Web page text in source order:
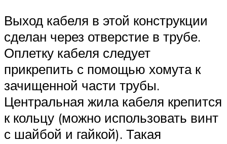
Выход кабеля в этой конструкции
сделан через отверстие в трубе.
Оплетку кабеля следует
прикрепить с помощью хомута к
зачищенной части трубы.
Центральная жила кабеля крепится
к кольцу (можно использовать винт
с шайбой и гайкой). Такая